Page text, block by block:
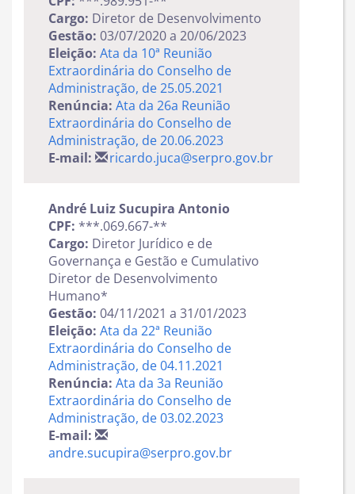
Cargo: Diretor de Desenvolvimento
Gestão: 03/07/2020 a 20/06/2023
Eleição: Ata da 10ª Reunião
Extraordinária do Conselho de
Administração, de 25.05.2021
Renúncia: Ata da 26a Reunião
Extraordinária do Conselho de
Administração, de 20.06.2023
E-mail:
ricardo.juca@serpro.gov.br
André Luiz Sucupira Antonio
CPF: ***.069.667-**
Cargo: Diretor Jurídico e de
Governança e Gestão e Cumulativo
Diretor de Desenvolvimento
Humano*
Gestão: 04/11/2021 a 31/01/2023
Eleição: Ata da 22ª Reunião
Extraordinária do Conselho de
Administração, de 04.11.2021
Renúncia: Ata da 3a Reunião
Extraordinária do Conselho de
Administração, de 03.02.2023
E-mail:
andre.sucupira@serpro.gov.br